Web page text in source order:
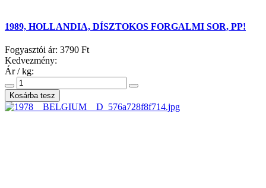
1989, HOLLANDIA, DÍSZTOKOS FORGALMI SOR, PP!
Fogyasztói ár: 3790 Ft
Kedvezmény:
Ár / kg: